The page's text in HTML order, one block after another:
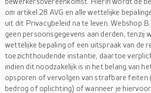
om artikel 28 AVG en alle wettelijke
uit dit Privacybeleid na te leven. Webshop
geen persoonsgegevens aan derden, tenzij
wettelijke bepaling of een uitspraak van de
toezichthoudende instantie, daartoe
indien dit noodzakelijk is in het belang van
opsporen of vervolgen van strafbare feiten
bedrog of oplichting) of wanneer je